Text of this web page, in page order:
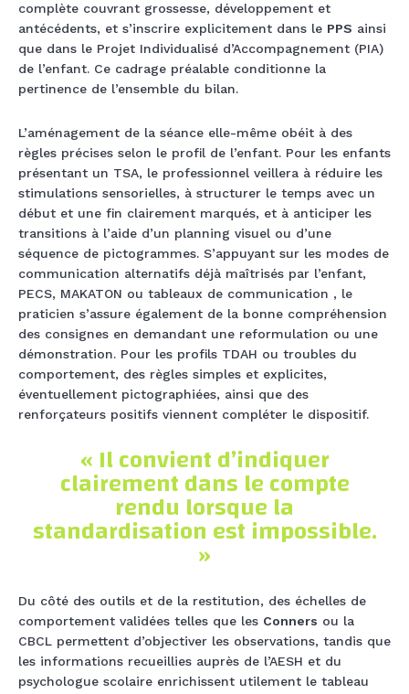
complète couvrant grossesse, développement et
antécédents, et s’inscrire explicitement dans le PPS ainsi
que dans le Projet Individualisé d’Accompagnement (PIA)
de l’enfant. Ce cadrage préalable conditionne la
pertinence de l’ensemble du bilan.
L’aménagement de la séance elle-même obéit à des
règles précises selon le profil de l’enfant. Pour les enfants
présentant un TSA, le professionnel veillera à réduire les
stimulations sensorielles, à structurer le temps avec un
début et une fin clairement marqués, et à anticiper les
transitions à l’aide d’un planning visuel ou d’une
séquence de pictogrammes. S’appuyant sur les modes de
communication alternatifs déjà maîtrisés par l’enfant,
PECS, MAKATON ou tableaux de communication , le
praticien s’assure également de la bonne compréhension
des consignes en demandant une reformulation ou une
démonstration. Pour les profils TDAH ou troubles du
comportement, des règles simples et explicites,
éventuellement pictographiées, ainsi que des
renforçateurs positifs viennent compléter le dispositif.
« Il convient d’indiquer
clairement dans le compte
rendu lorsque la
standardisation est impossible.
»
Du côté des outils et de la restitution, des échelles de
comportement validées telles que les Conners ou la
CBCL permettent d’objectiver les observations, tandis que
les informations recueillies auprès de l’AESH et du
psychologue scolaire enrichissent utilement le tableau